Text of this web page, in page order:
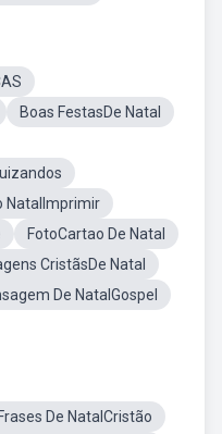
Boas FestasDe Natal
NatalImprimir
FotoCartao De Natal
CristãsDe Natal
De NatalGospel
Frases De NatalCristão